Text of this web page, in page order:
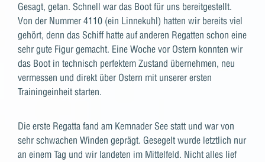
Gesagt, getan. Schnell war das Boot für uns bereitgestellt.
Von der Nummer 4110 (ein Linnekuhl) hatten wir bereits viel
gehört, denn das Schiff hatte auf anderen Regatten schon eine
sehr gute Figur gemacht. Eine Woche vor Ostern konnten wir
das Boot in technisch perfektem Zustand übernehmen, neu
vermessen und direkt über Ostern mit unserer ersten
Trainingeinheit starten.
Die erste Regatta fand am Kemnader See statt und war von
sehr schwachen Winden geprägt. Gesegelt wurde letztlich nur
an einem Tag und wir landeten im Mittelfeld. Nicht alles lief